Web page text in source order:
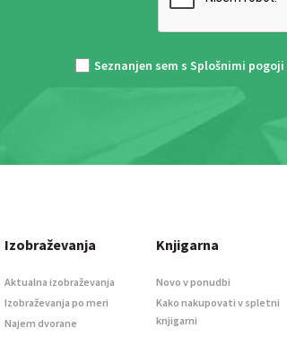
Seznanjen sem s Splošnimi pogoji
Izobraževanja
Aktualna izobraževanja
Izobraževanja po meri
Najem dvorane
Knjigarna
Novo v ponudbi
Kako nakupovati v spletni
knjigarni